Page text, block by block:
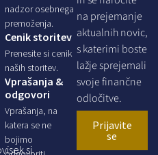
nadzor osebnega
premoženja.
Cenik storitev
Prenesite si cenik
naših storitev.
Vprašanja &
odgovori
Vprašanja, na
katera se ne
bojimo
na prejemanje
aktualnih novic,
s katerimi boste
lažje sprejemali
svoje finančne
odločitve.
Prijavite
se